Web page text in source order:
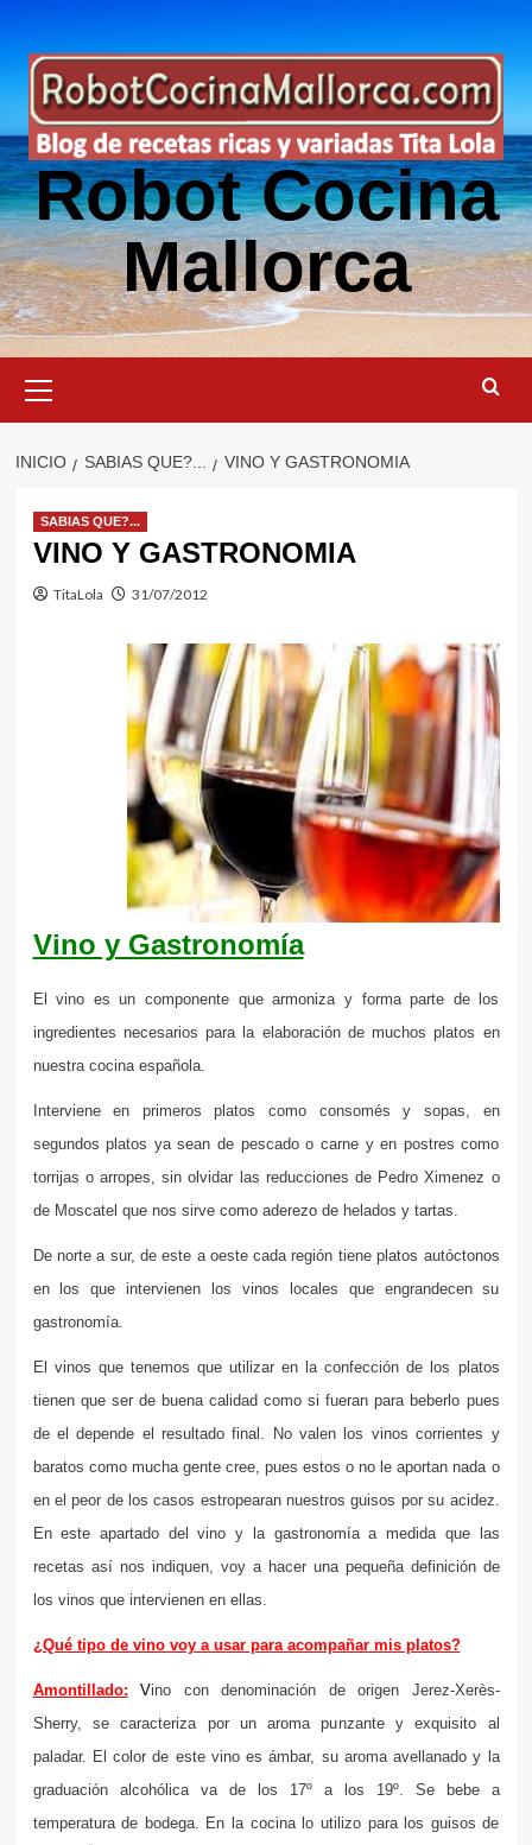
contenido
Robot Cocina
Mallorca
primario
INICIO SABIAS QUE?... VINO Y GASTRONOMIA
SABIAS QUE?...
VINO Y GASTRONOMIA
TitaLola 31/07/2012
Vino y Gastronomía
El vino es un componente que armoniza y forma parte de los
ingredientes necesarios para la elaboración de muchos platos en
nuestra cocina española.
Interviene en primeros platos como consomés y sopas, en
segundos platos ya sean de pescado o carne y en postres como
torrijas o arropes, sin olvidar las reducciones de Pedro Ximenez o
de Moscatel que nos sirve como aderezo de helados y tartas.
De norte a sur, de este a oeste cada región tiene platos autóctonos
en los que intervienen los vinos locales que engrandecen su
gastronomía.
El vinos que tenemos que utilizar en la confección de los platos
tienen que ser de buena calidad como si fueran para beberlo pues
de el depende el resultado final. No valen los vinos corrientes y
baratos como mucha gente cree, pues estos o no le aportan nada o
en el peor de los casos estropearan nuestros guisos por su acidez.
En este apartado del vino y la gastronomía a medida que las
recetas así nos indiquen, voy a hacer una pequeña definición de
los vinos que intervienen en ellas.
¿Qué tipo de vino voy a usar para acompañar mis platos?
Amontillado: Vino con denominación de origen Jerez-Xerès-
Sherry, se caracteriza por un aroma punzante y exquisito al
paladar. El color de este vino es ámbar, su aroma avellanado y la
graduación alcohólica va de los 17º a los 19º. Se bebe a
temperatura de bodega. En la cocina lo utilizo para los guisos de